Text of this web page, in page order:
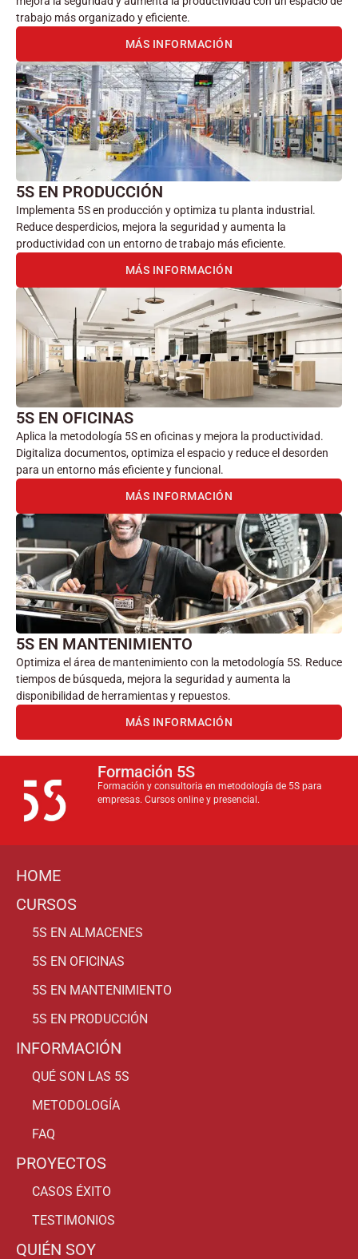
trabajo más organizado y eficiente.
MÁS INFORMACIÓN
5S EN PRODUCCIÓN
Implementa 5S en producción y optimiza tu planta industrial.
Reduce desperdicios, mejora la seguridad y aumenta la
productividad con un entorno de trabajo más eficiente.
MÁS INFORMACIÓN
5S EN OFICINAS
Aplica la metodología 5S en oficinas y mejora la productividad.
Digitaliza documentos, optimiza el espacio y reduce el desorden
para un entorno más eficiente y funcional.
MÁS INFORMACIÓN
5S EN MANTENIMIENTO
Optimiza el área de mantenimiento con la metodología 5S. Reduce
tiempos de búsqueda, mejora la seguridad y aumenta la
disponibilidad de herramientas y repuestos.
MÁS INFORMACIÓN
Formación 5S
Formación y consultoria en metodología de 5S para
empresas. Cursos online y presencial.
HOME
CURSOS
5S EN ALMACENES
5S EN OFICINAS
5S EN MANTENIMIENTO
5S EN PRODUCCIÓN
INFORMACIÓN
QUÉ SON LAS 5S
METODOLOGÍA
FAQ
PROYECTOS
CASOS ÉXITO
TESTIMONIOS
QUIÉN SOY